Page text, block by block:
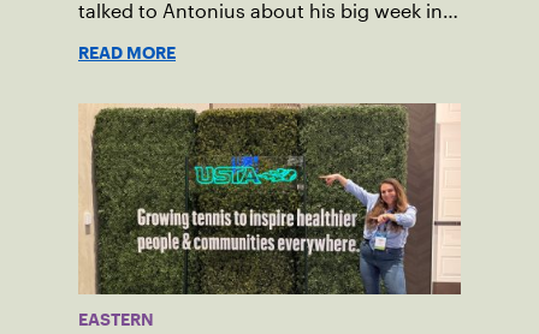
talked to Antonius about his big week in
READ MORE
EASTERN